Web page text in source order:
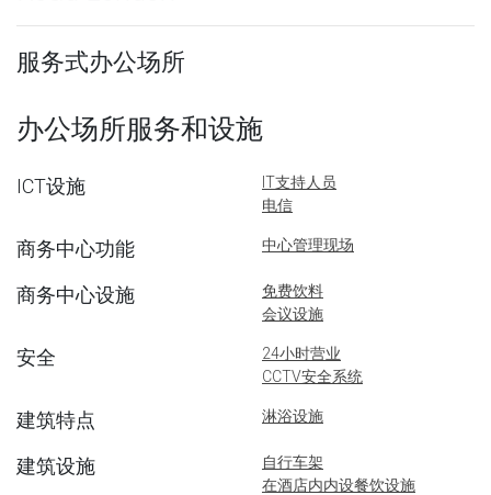
服务式办公场所
办公场所服务和设施
ICT设施
IT支持人员
电信
商务中心功能 中心管理现场
商务中心设施
免费饮料
会议设施
安全
24小时营业
CCTV安全系统
建筑特点 淋浴设施
建筑设施
自行车架
在酒店内内设餐饮设施